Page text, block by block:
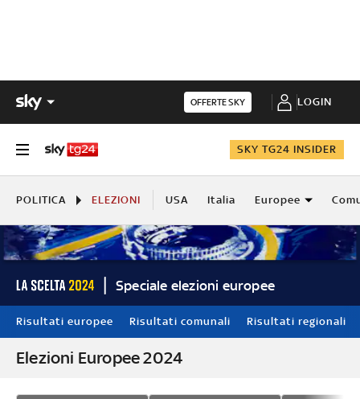
OFFERTE SKY LOGIN
SKY TG24 INSIDER
POLITICA ELEZIONI USA Italia Europee
Speciale elezioni europee
Risultati europee Risultati comunali Risultati regionali
Elezioni Europee 2024